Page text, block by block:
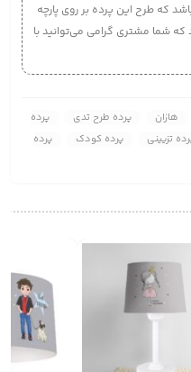
که طرح این پرده بر روی پارچه
شما مشتری گرامی می‌توانید با
هازان پرده طرح تدی
پرده
تزیینی پرده کودک
پرده